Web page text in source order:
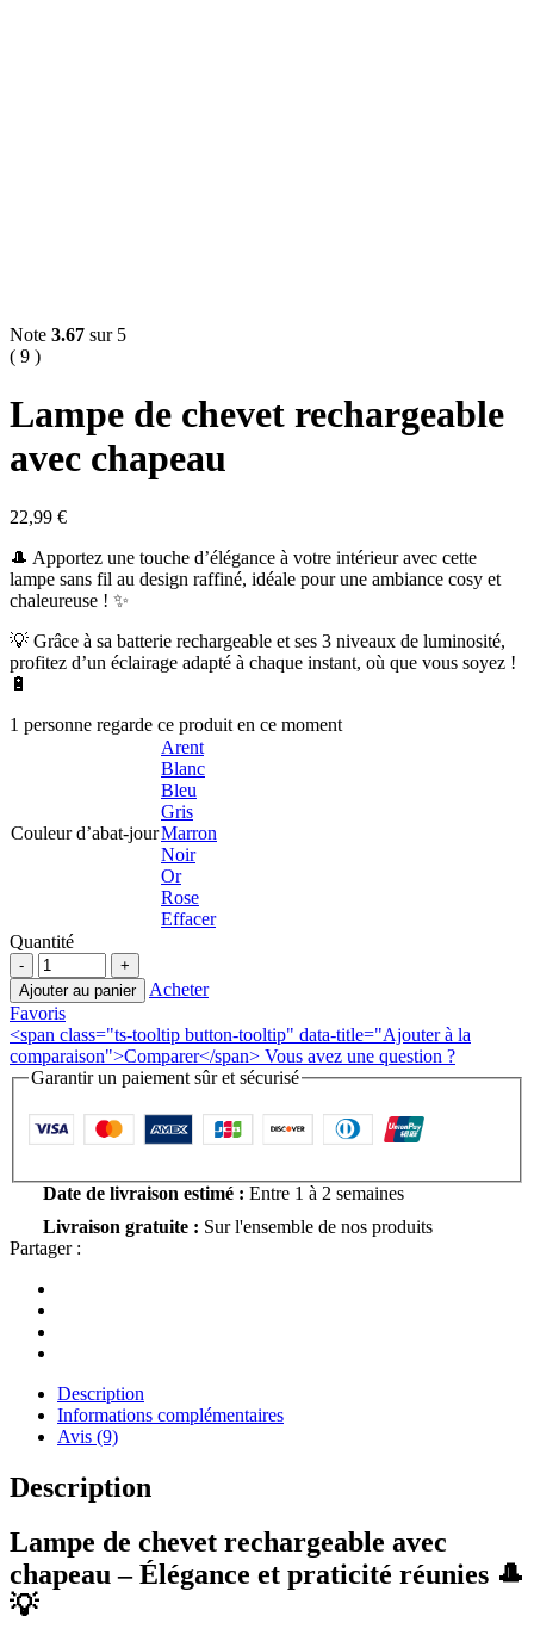
Note 3.67 sur 5
( 9 )
Lampe de chevet rechargeable
avec chapeau
22,99 €
🎩 Apportez une touche d’élégance à votre intérieur avec cette
lampe sans fil au design raffiné, idéale pour une ambiance cosy et
chaleureuse ! ✨
💡 Grâce à sa batterie rechargeable et ses 3 niveaux de luminosité,
profitez d’un éclairage adapté à chaque instant, où que vous soyez !
🔋
1 personne regarde ce produit en ce moment
Couleur d’abat-jour
Arent
Blanc
Bleu
Gris
Marron
Noir
Or
Rose
Effacer
Quantité
Ajouter au panier
Acheter
Favoris
<span class="ts-tooltip button-tooltip" data-title="Ajouter à la
comparaison">Comparer</span> Vous avez une question ?
Garantir un paiement sûr et sécurisé
Date de livraison estimé : Entre 1 à 2 semaines
Livraison gratuite : Sur l'ensemble de nos produits
Partager :
Description
Informations complémentaires
Avis (9)
Description
Lampe de chevet rechargeable avec
chapeau – Élégance et praticité réunies 🎩
💡